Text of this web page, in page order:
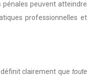
pénales peuvent atteindre
professionnelles et
clairement que toute